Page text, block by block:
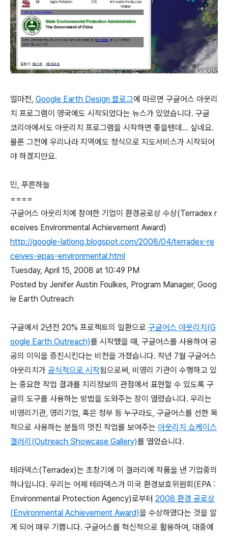
얼마전, Google Earth Design 블로그에 따르면 구글어스 아웃리
치 프로그램이 영국에도 시작되었다는 뉴스가 있었습니다. 구글
코리아에서도 아웃리치 프로그램을 시작하면 좋을텐데... 싶네요.
물론 그전에 우리나라 지역에도 정식으로 지도서비스가 시작되어
야 하겠지만요.
민, 푸른하늘
====
구글어스 아웃리치에 참여한 기업이 환경공로상 수상(Terradex r
eceives Environmental Achievement Award)
http://google-latlong.blogspot.com/2008/04/terradex-re
ceives-epas-environmental.html
Tuesday, April 15, 2008 at 10:49 PM
Posted by Jenifer Austin Foulkes, Program Manager, Goog
le Earth Outreach
구글에서 2년전 20% 프로젝트의 일환으로 구글어스 아웃리치(G
oogle Earth Outreach)를 시작했을 때, 구글어스를 사용하여 공
공의 이익을 증진시킨다는 비전을 가졌습니다. 작년 7월 구글어스
아웃리치가 공식적으로 시작됨으로써, 비영리 기관이 수행하고 있
는 중요한 작업 결과를 지리정보의 관점에서 표현할 수 있도록 구
글의 도구를 사용하는 방법을 도와주는 장이 열렸습니다. 우리는
비영리기관, 영리기업, 혹은 정부 등 누구라도, 구글어스를 선한 목
적으로 사용하는 분들의 멋진 작업를 보여주는 아웃리치 쇼케이스
갤러리(Outreach Showcase Gallery)를 열었습니다.
테라덱스(Terradex)는 초창기에 이 갤러리에 작품을 낸 기업중의
하나입니다. 우리는 어제 테라덱스가 미국 환경보호위원회(EPA :
Environmental Protection Agency)로부터 2008 환경 공로상
(Environmental Achievement Award)을 수상하였다는 것을 알
게 되어 매우 기쁩니다. 구글어스를 혁신적으로 활용하여, 대중에